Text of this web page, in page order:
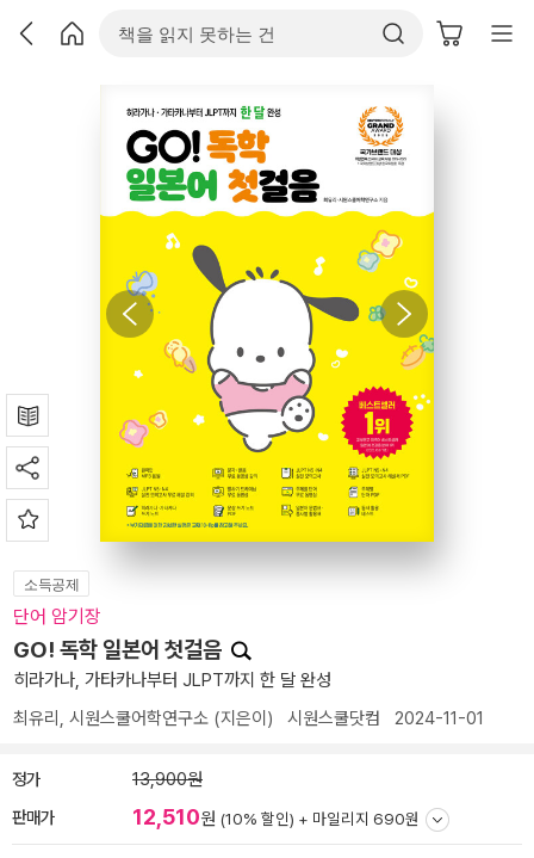
소득공제
단어 암기장
GO! 독학 일본어 첫걸음
히라가나, 가타카나부터 JLPT까지 한 달 완성
최유리 , 시원스쿨어학연구소 (지은이) 시원스쿨닷컴 2024-11-01
정가 13,900원
판매가 12,510원 (10% 할인) + 마일리지 690원